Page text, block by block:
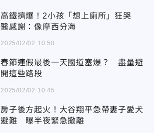
高鐵擠爆！2小孩「想上廁所」狂哭
醫感謝：像摩西分海
2025/02/02 10:58
春節連假最後一天國道塞爆？ 盡量避
開這些路段
2025/02/02 10:45
房子後方起火！大谷翔平急帶妻子愛犬
避難 曝半夜緊急撤離